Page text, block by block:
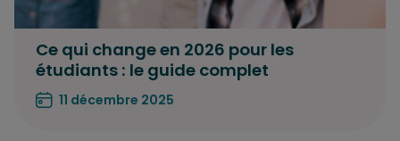
Ce qui change en 2026 pour les
étudiants : le guide complet
11 décembre 2025